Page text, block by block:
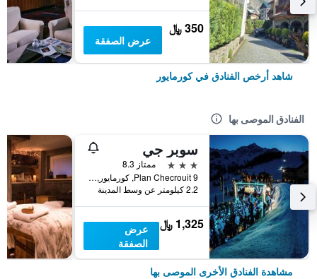
350 ﷼
عرض الصفقة
شاهد أرخص الفنادق في كورمايور
الفنادق الموصى بها
سوبر جي
3 نجوم
ممتاز 8.3
Plan Checrouit 9, كورمايور, إقليم فالي دا أوستا, إيطاليا
2.2 كيلومتر عن وسط المدينة
1,325 ﷼
عرض
الصفقة
مشاهدة الفنادق الأخرى الموصى بها